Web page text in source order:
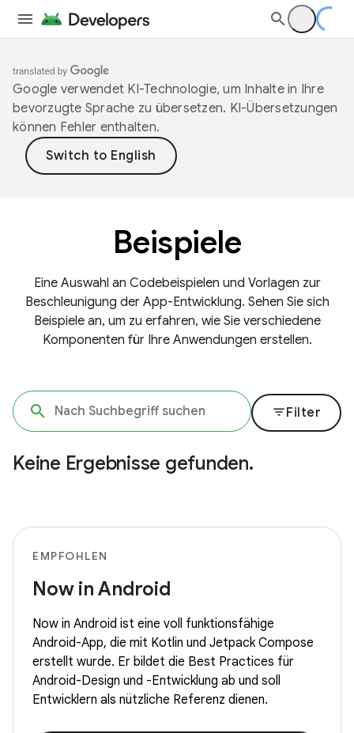
Google verwendet KI-Technologie, um Inhalte in Ihre
bevorzugte Sprache zu übersetzen. KI-Übersetzungen
können Fehler enthalten.
Beispiele
Eine Auswahl an Codebeispielen und Vorlagen zur
Beschleunigung der App-Entwicklung. Sehen Sie sich
Beispiele an, um zu erfahren, wie Sie verschiedene
Komponenten für Ihre Anwendungen erstellen.
filter_listFilter
Keine Ergebnisse gefunden.
EMPFOHLEN
Now in Android
Now in Android ist eine voll funktionsfähige
Android-App, die mit Kotlin und Jetpack Compose
erstellt wurde. Er bildet die Best Practices für
Android-Design und -Entwicklung ab und soll
Entwicklern als nützliche Referenz dienen.